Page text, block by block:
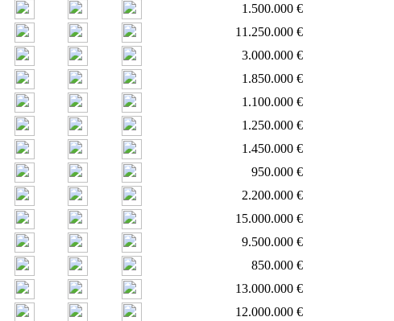
1.500.000 €
11.250.000 €
3.000.000 €
1.850.000 €
1.100.000 €
1.250.000 €
1.450.000 €
950.000 €
2.200.000 €
15.000.000 €
9.500.000 €
850.000 €
13.000.000 €
12.000.000 €